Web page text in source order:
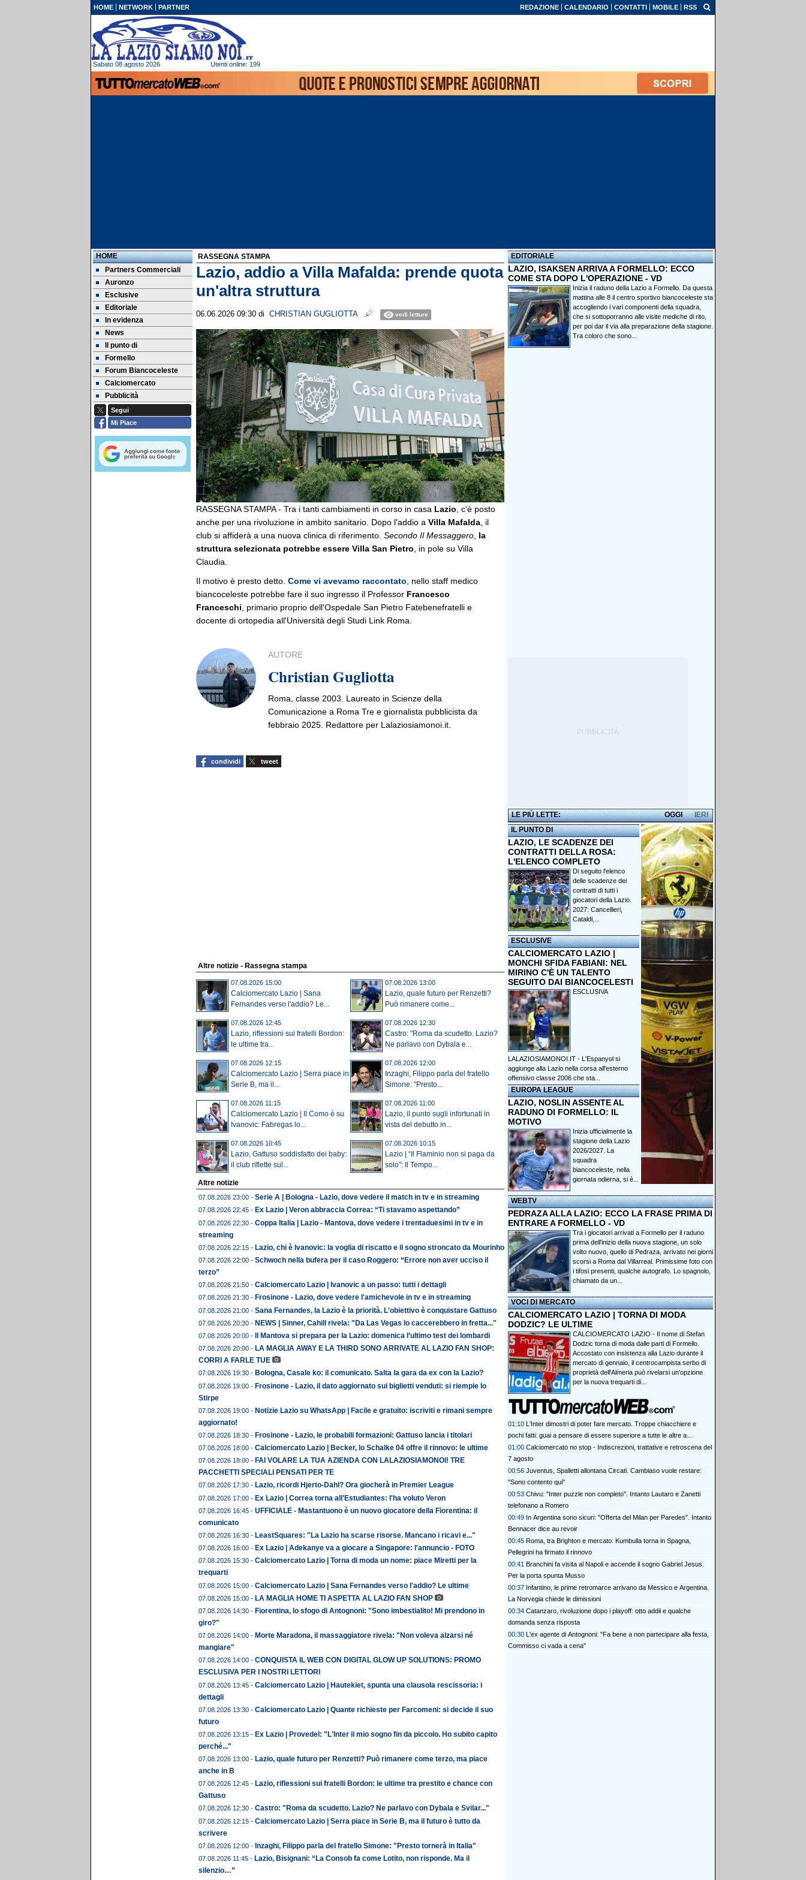
HOME NETWORK PARTNER REDAZIONE CALENDARIO CONTATTI MOBILE RSS
Sabato 08 agosto 2026 Utenti online: 199
HOME
Partners Commerciali
Auronzo
Esclusive
Editoriale
In evidenza
News
Il punto di
Formello
Forum Biancoceleste
Calciomercato
Pubblicità
Segui
Mi Piace
RASSEGNA STAMPA
Lazio, addio a Villa Mafalda: prende quota
un'altra struttura
06.06.2026 09:30 di CHRISTIAN GUGLIOTTA vedi letture
RASSEGNA STAMPA - Tra i tanti cambiamenti in corso in casa Lazio , c'è posto
anche per una rivoluzione in ambito sanitario. Dopo l'addio a Villa Mafalda , il
club si affiderà a una nuova clinica di riferimento. Secondo Il Messaggero la
struttura selezionata potrebbe essere Villa San Pietro , in pole su Villa
Claudia.
Il motivo è presto detto. Come vi avevamo raccontato , nello staff medico
biancoceleste potrebbe fare il suo ingresso il Professor Francesco
Franceschi , primario proprio dell'Ospedale San Pietro Fatebenefratelli e
docente di ortopedia all'Università degli Studi Link Roma.
AUTORE
Christian Gugliotta
Roma, classe 2003. Laureato in Scienze della
Comunicazione a Roma Tre e giornalista pubblicista da
febbraio 2025. Redattore per Lalaziosiamonoi.it.
condividi tweet
Altre notizie - Rassegna stampa
07.08.2026 15:00
Calciomercato Lazio | Sana
Fernandes verso l'addio? Le...
07.08.2026 13:00
Lazio, quale futuro per Renzetti?
Può rimanere come...
07.08.2026 12:45
Lazio, riflessioni sui fratelli Bordon:
le ultime tra...
07.08.2026 12:30
Castro: "Roma da scudetto. Lazio?
Ne parlavo con Dybala e...
07.08.2026 12:15
Calciomercato Lazio | Serra piace in
Serie B, ma il...
07.08.2026 12:00
Inzaghi, Filippo parla del fratello
Simone: "Presto...
07.08.2026 11:15
Calciomercato Lazio | Il Como è su
Ivanovic: Fabregas lo...
07.08.2026 11:00
Lazio, il punto sugli infortunati in
vista del debutto in...
07.08.2026 10:45
Lazio, Gattuso soddisfatto dei baby:
il club riflette sul...
07.08.2026 10:15
Lazio | “Il Flaminio non si paga da
solo”: Il Tempo...
Altre notizie
07.08.2026 23:00 - Serie A | Bologna - Lazio, dove vedere il match in tv e in streaming
07.08.2026 22:45 - Ex Lazio | Veron abbraccia Correa: “Ti stavamo aspettando”
07.08.2026 22:30 - Coppa Italia | Lazio - Mantova, dove vedere i trentaduesimi in tv e in
streaming
07.08.2026 22:15 - Lazio, chi è Ivanovic: la voglia di riscatto e il sogno stroncato da Mourinho
07.08.2026 22:00 - Schwoch nella bufera per il caso Roggero: “Errore non aver ucciso il
terzo”
07.08.2026 21:50 - Calciomercato Lazio | Ivanovic a un passo: tutti i dettagli
07.08.2026 21:30 - Frosinone - Lazio, dove vedere l'amichevole in tv e in streaming
07.08.2026 21:00 - Sana Fernandes, la Lazio è la priorità. L'obiettivo è conquistare Gattuso
07.08.2026 20:30 - NEWS | Sinner, Cahill rivela: "Da Las Vegas lo caccerebbero in fretta..."
07.08.2026 20:00 - Il Mantova si prepara per la Lazio: domenica l’ultimo test dei lombardi
07.08.2026 20:00 - LA MAGLIA AWAY E LA THIRD SONO ARRIVATE AL LAZIO FAN SHOP:
CORRI A FARLE TUE
07.08.2026 19:30 - Bologna, Casale ko: il comunicato. Salta la gara da ex con la Lazio?
07.08.2026 19:00 - Frosinone - Lazio, il dato aggiornato sui biglietti venduti: si riempie lo
Stirpe
07.08.2026 19:00 - Notizie Lazio su WhatsApp | Facile e gratuito: iscriviti e rimani sempre
aggiornato!
07.08.2026 18:30 - Frosinone - Lazio, le probabili formazioni: Gattuso lancia i titolari
07.08.2026 18:00 - Calciomercato Lazio | Becker, lo Schalke 04 offre il rinnovo: le ultime
07.08.2026 18:00 - FAI VOLARE LA TUA AZIENDA CON LALAZIOSIAMONOI! TRE
PACCHETTI SPECIALI PENSATI PER TE
07.08.2026 17:30 - Lazio, ricordi Hjerto-Dahl? Ora giocherà in Premier League
07.08.2026 17:00 - Ex Lazio | Correa torna all'Estudiantes: l'ha voluto Veron
07.08.2026 16:45 - UFFICIALE - Mastantuono è un nuovo giocatore della Fiorentina: il
comunicato
07.08.2026 16:30 - LeastSquares: "La Lazio ha scarse risorse. Mancano i ricavi e..."
07.08.2026 16:00 - Ex Lazio | Adekanye va a giocare a Singapore: l'annuncio - FOTO
07.08.2026 15:30 - Calciomercato Lazio | Torna di moda un nome: piace Miretti per la
trequarti
07.08.2026 15:00 - Calciomercato Lazio | Sana Fernandes verso l'addio? Le ultime
07.08.2026 15:00 - LA MAGLIA HOME TI ASPETTA AL LAZIO FAN SHOP
07.08.2026 14:30 - Fiorentina, lo sfogo di Antognoni: "Sono imbestialito! Mi prendono in
giro?"
07.08.2026 14:00 - Morte Maradona, il massaggiatore rivela: "Non voleva alzarsi né
mangiare"
07.08.2026 14:00 - CONQUISTA IL WEB CON DIGITAL GLOW UP SOLUTIONS: PROMO
ESCLUSIVA PER I NOSTRI LETTORI
07.08.2026 13:45 - Calciomercato Lazio | Hautekiet, spunta una clausola rescissoria: i
dettagli
07.08.2026 13:30 - Calciomercato Lazio | Quante richieste per Farcomeni: si decide il suo
futuro
07.08.2026 13:15 - Ex Lazio | Provedel: "L'Inter il mio sogno fin da piccolo. Ho subito capito
perché..."
07.08.2026 13:00 - Lazio, quale futuro per Renzetti? Può rimanere come terzo, ma piace
anche in B
07.08.2026 12:45 - Lazio, riflessioni sui fratelli Bordon: le ultime tra prestito e chance con
Gattuso
07.08.2026 12:30 - Castro: "Roma da scudetto. Lazio? Ne parlavo con Dybala e Svilar..."
07.08.2026 12:15 - Calciomercato Lazio | Serra piace in Serie B, ma il futuro è tutto da
scrivere
07.08.2026 12:00 - Inzaghi, Filippo parla del fratello Simone: "Presto tornerà in Italia"
07.08.2026 11:45 - Lazio, Bisignani: “La Consob fa come Lotito, non risponde. Ma il
silenzio…”
EDITORIALE
LAZIO, ISAKSEN ARRIVA A FORMELLO: ECCO
COME STA DOPO L'OPERAZIONE - VD
Inizia il raduno della Lazio a Formello. Da questa
mattina alle 8 il centro sportivo biancoceleste sta
accogliendo i vari componenti della squadra,
che si sottoporranno alle visite mediche di rito,
per poi dar il via alla preparazione della stagione.
Tra coloro che sono...
LE PIÙ LETTE: IERI
OGGI
IL PUNTO DI
LAZIO, LE SCADENZE DEI
CONTRATTI DELLA ROSA:
L'ELENCO COMPLETO
Di seguito l'elenco
delle scadenze dei
contratti di tutti i
giocatori della Lazio.
2027: Cancellieri,
Cataldi,...
ESCLUSIVE
CALCIOMERCATO LAZIO |
MONCHI SFIDA FABIANI: NEL
MIRINO C'È UN TALENTO
SEGUITO DAI BIANCOCELESTI
ESCLUSIVA
LALAZIOSIAMONOI.IT - L'Espanyol si
aggiunge alla Lazio nella corsa all'esterno
offensivo classe 2006 che sta...
EUROPA LEAGUE
LAZIO, NOSLIN ASSENTE AL
RADUNO DI FORMELLO: IL
MOTIVO
Inizia ufficialmente la
stagione della Lazio
2026/2027. La
squadra
biancoceleste, nella
giornata odierna, si è...
WEBTV
PEDRAZA ALLA LAZIO: ECCO LA FRASE PRIMA DI
ENTRARE A FORMELLO - VD
Tra i giocatori arrivati a Formello per il raduno
prima dell'inizio della nuova stagione, un solo
volto nuovo, quello di Pedraza, arrivato nei giorni
scorsi a Roma dal Villarreal. Primissime foto con
i tifosi presenti, qualche autografo. Lo spagnolo,
chiamato da un...
VOCI DI MERCATO
CALCIOMERCATO LAZIO | TORNA DI MODA
DODZIC? LE ULTIME
CALCIOMERCATO LAZIO - Il nome di Stefan
Dodzic torna di moda dalle parti di Formello.
Accostato con insistenza alla Lazio durante il
mercato di gennaio, il centrocampista serbo di
proprietà dell'Almeria può rivelarsi un'opzione
per la nuova trequarti di...
01:10 L'Inter dimostri di poter fare mercato. Troppe chiacchiere e
pochi fatti: guai a pensare di essere superiore a tutte le altre a
prescindere. Juve, il portiere può diventare un "problema". Milan-Leao,
serve una decisione netta
01:00 Calciomercato no stop - Indiscrezioni, trattative e retroscena del
7 agosto
00:56 Juventus, Spalletti allontana Circati. Cambiaso vuole restare:
"Sono contento qui"
00:53 Chivu: "Inter puzzle non completo". Intanto Lautaro e Zanetti
telefonano a Romero
00:49 In Argentina sono sicuri: "Offerta del Milan per Paredes". Intanto
Bennacer dice au revoir
00:45 Roma, tra Brighton e mercato: Kumbulla torna in Spagna,
Pellegrini ha firmato il rinnovo
00:41 Branchini fa visita al Napoli e accende il sogno Gabriel Jesus.
Per la porta spunta Musso
00:37 Infantino, le prime retromarce arrivano da Messico e Argentina.
La Norvegia chiede le dimissioni
00:34 Catanzaro, rivoluzione dopo i playoff: otto addii e qualche
domanda senza risposta
00:30 L'ex agente di Antognoni: "Fa bene a non partecipare alla festa,
Commisso ci vada a cena"